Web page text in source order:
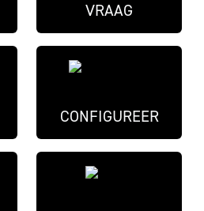
VRAAG
CONFIGUREER